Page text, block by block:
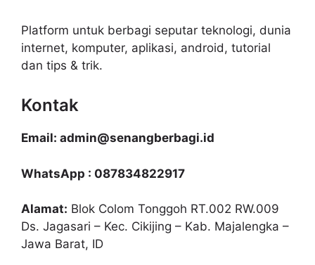
Platform untuk berbagi seputar teknologi, dunia
internet, komputer, aplikasi, android, tutorial
dan tips & trik.
Kontak
Email: admin@senangberbagi.id
WhatsApp : 087834822917
Alamat: Blok Colom Tonggoh RT.002 RW.009
Ds. Jagasari – Kec. Cikijing – Kab. Majalengka –
Jawa Barat, ID